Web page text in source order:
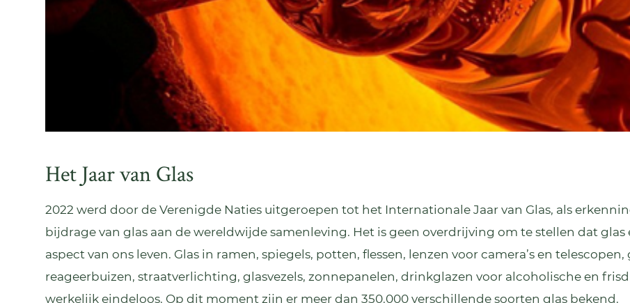
Het Jaar van Glas
2022 werd door de Verenigde Naties uitgeroepen tot het Internationale Jaar van Glas, als
bijdrage van glas aan de wereldwijde samenleving. Het is geen overdrijving om te stellen dat
aspect van ons leven. Glas in ramen, spiegels, potten, flessen, lenzen voor camera’s en
reageerbuizen, straatverlichting, glasvezels, zonnepanelen, drinkglazen voor alcoholische en
werkelijk eindeloos. Op dit moment zijn er meer dan 350.000 verschillende soorten glas bekend.